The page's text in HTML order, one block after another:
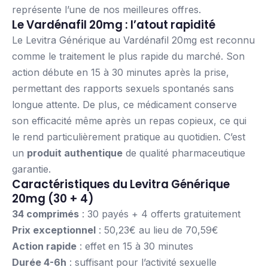
représente l’une de nos meilleures offres.
Le Vardénafil 20mg : l’atout rapidité
Le Levitra Générique au Vardénafil 20mg est reconnu
comme le traitement le plus rapide du marché. Son
action débute en 15 à 30 minutes après la prise,
permettant des rapports sexuels spontanés sans
longue attente. De plus, ce médicament conserve
son efficacité même après un repas copieux, ce qui
le rend particulièrement pratique au quotidien. C’est
un produit authentique de qualité pharmaceutique
garantie.
Caractéristiques du Levitra Générique
20mg (30 + 4)
34 comprimés : 30 payés + 4 offerts gratuitement
Prix exceptionnel : 50,23€ au lieu de 70,59€
Action rapide : effet en 15 à 30 minutes
Durée 4-6h : suffisant pour l’activité sexuelle